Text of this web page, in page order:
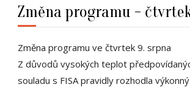
Změna programu -
Změna programu ve čtvrtek 9. srpna
Z důvodů vysokých teplot
souladu s FISA pravidly rozhodla